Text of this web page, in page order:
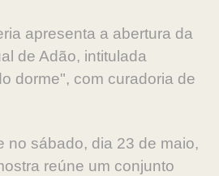
apresenta a abertura da
de Adão, intitulada
dorme", com curadoria de
no sábado, dia 23 de maio,
reúne um conjunto